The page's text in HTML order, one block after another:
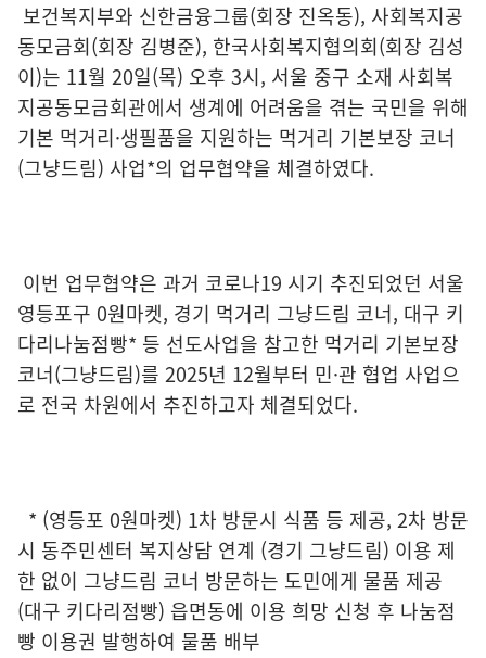
보건복지부와 신한금융그룹(회장 진옥동), 사회복지공
동모금회(회장 김병준), 한국사회복지협의회(회장 김성
이)는 11월 20일(목) 오후 3시, 서울 중구 소재 사회복
지공동모금회관에서 생계에 어려움을 겪는 국민을 위해
기본 먹거리·생필품을 지원하는 먹거리 기본보장 코너
(그냥드림) 사업*의 업무협약을 체결하였다.
이번 업무협약은 과거 코로나19 시기 추진되었던 서울
영등포구 0원마켓, 경기 먹거리 그냥드림 코너, 대구 키
다리나눔점빵* 등 선도사업을 참고한 먹거리 기본보장
코너(그냥드림)를 2025년 12월부터 민·관 협업 사업으
로 전국 차원에서 추진하고자 체결되었다.
* (영등포 0원마켓) 1차 방문시 식품 등 제공, 2차 방문
시 동주민센터 복지상담 연계 (경기 그냥드림) 이용 제
한 없이 그냥드림 코너 방문하는 도민에게 물품 제공
(대구 키다리점빵) 읍면동에 이용 희망 신청 후 나눔점
빵 이용권 발행하여 물품 배부